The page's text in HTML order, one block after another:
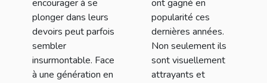
encourager à se
plonger dans leurs
devoirs peut parfois
sembler
insurmontable. Face
à une génération en
ont gagné en
popularité ces
dernières années.
Non seulement ils
sont visuellement
attrayants et